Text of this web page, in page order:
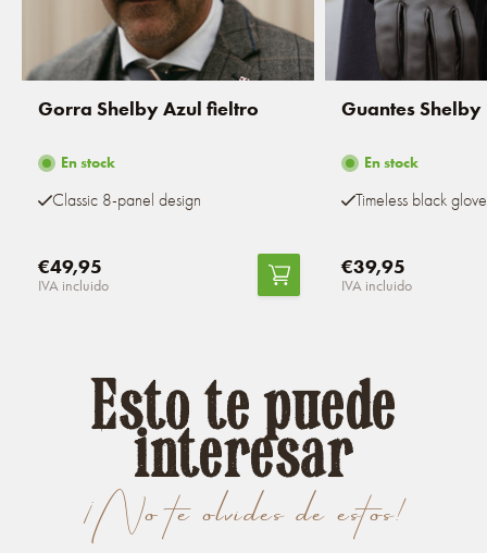
Gorra Shelby Azul fieltro
En stock
Classic 8-panel design
€49,95
IVA incluido
Guantes
En stock
Timeless black
€39,95
IVA incluido
¡No te olvides de estos!
Esto te puede
interesar